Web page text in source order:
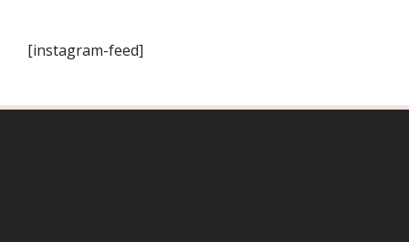
[instagram-feed]